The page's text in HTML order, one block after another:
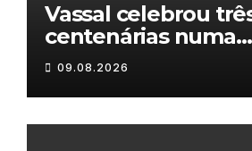
Vassal celebrou
centenárias numa
homenagem a um
histórias
09.08.2026